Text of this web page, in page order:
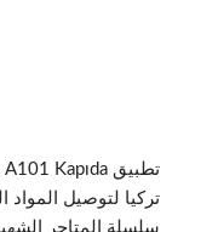
تركيا لتوصيل المواد